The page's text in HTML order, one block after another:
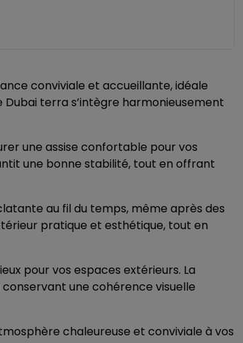
conviviale et accueillante, idéale
terra s’intègre harmonieusement
une assise confortable pour vos
une bonne stabilité, tout en offrant
au fil du temps, même après des
pratique et esthétique, tout en
pour vos espaces extérieurs. La
une cohérence visuelle
chaleureuse et conviviale à vos